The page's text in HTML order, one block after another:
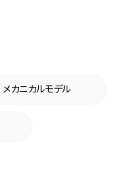
メカニカルモデル